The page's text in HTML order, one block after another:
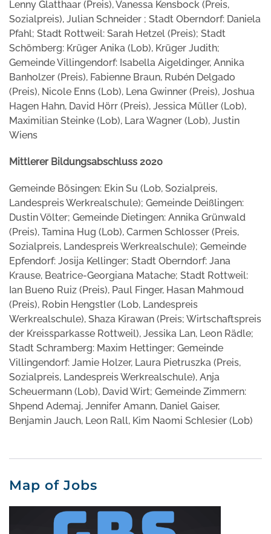
Lenny Glatthaar (Preis), Vanessa Kensbock (Preis,
Sozialpreis), Julian Schneider ; Stadt Oberndorf: Daniela
Pfahl; Stadt Rottweil: Sarah Hetzel (Preis); Stadt
Schömberg: Krüger Anika (Lob), Krüger Judith;
Gemeinde Villingendorf: Isabella Aigeldinger, Annika
Banholzer (Preis), Fabienne Braun, Rubén Delgado
(Preis), Nicole Enns (Lob), Lena Gwinner (Preis), Joshua
Hagen Hahn, David Hörr (Preis), Jessica Müller (Lob),
Maximilian Steinke (Lob), Lara Wagner (Lob), Justin
Wiens
Mittlerer Bildungsabschluss 2020
Gemeinde Bösingen: Ekin Su (Lob, Sozialpreis,
Landespreis Werkrealschule); Gemeinde Deißlingen:
Dustin Völter; Gemeinde Dietingen: Annika Grünwald
(Preis), Tamina Hug (Lob), Carmen Schlosser (Preis,
Sozialpreis, Landespreis Werkrealschule); Gemeinde
Epfendorf: Josija Kellinger; Stadt Oberndorf: Jana
Krause, Beatrice-Georgiana Matache; Stadt Rottweil:
Ian Bueno Ruiz (Preis), Paul Finger, Hasan Mahmoud
(Preis), Robin Hengstler (Lob, Landespreis
Werkrealschule), Shaza Kirawan (Preis; Wirtschaftspreis
der Kreissparkasse Rottweil), Jessika Lan, Leon Rädle;
Stadt Schramberg: Maxim Hettinger; Gemeinde
Villingendorf: Jamie Holzer, Laura Pietruszka (Preis,
Sozialpreis, Landespreis Werkrealschule), Anja
Scheuermann (Lob), David Wirt; Gemeinde Zimmern:
Shpend Ademaj, Jennifer Amann, Daniel Gaiser,
Benjamin Jauch, Leon Rall, Kim Naomi Schlesier (Lob)
Map of Jobs